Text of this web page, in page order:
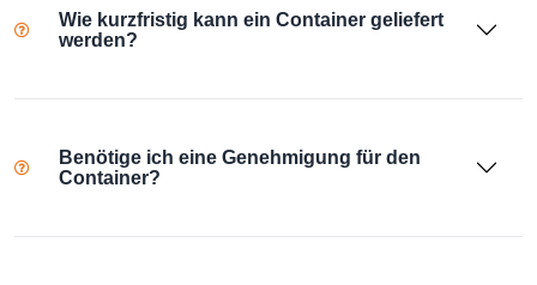
Wie kurzfristig kann ein Container geliefert
werden?
Benötige ich eine Genehmigung für den
Container?